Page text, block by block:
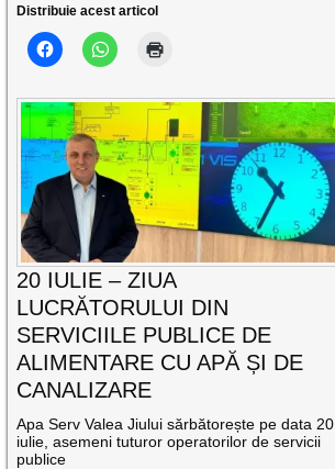
Distribuie acest articol
20 IULIE – ZIUA
LUCRĂTORULUI DIN
SERVICIILE PUBLICE DE
ALIMENTARE CU APĂ ȘI DE
CANALIZARE
Apa Serv Valea Jiului sărbătorește pe data 20
iulie, asemeni tuturor operatorilor de servicii
publice